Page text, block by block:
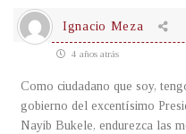
Ignacio Meza
4 años atrás
Como ciudadano que soy,
gobierno del excentísimo
Nayib Bukele, endurezca las